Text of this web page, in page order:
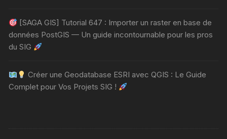
[SAGA GIS] Tutorial 647 : Importer un raster en base de
données PostGIS — Un guide incontournable pour les pros
du SIG
Créer une Geodatabase ESRI avec QGIS : Le Guide
Complet pour Vos Projets SIG !